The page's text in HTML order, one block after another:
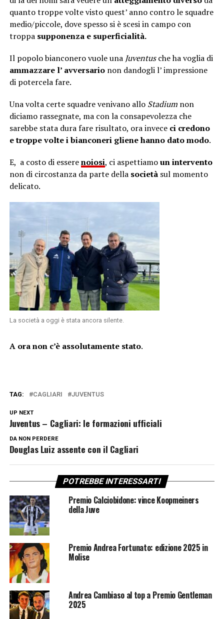
quanto troppe volte visto quest’ anno contro le squadre
medio/piccole, dove spesso si è scesi in campo con
troppa supponenza e superficialità.
Il popolo bianconero vuole una Juventusche ha voglia di
ammazzare l’ avversarionon dandogli l’ impressione
di potercela fare.
Una volta certe squadre venivano allo Stadiumnon
diciamo rassegnate, ma con la consapevolezza che
sarebbe stata dura fare risultato, ora invece ci credono
e troppe volte i bianconeri gliene hanno dato modo.
E, a costo di esserenoiosi, ci aspettiamoun intervento
non di circostanza da parte della societàsul momento
delicato.
La società a oggi è stata ancora silente.
A ora non c’è assolutamente stato.
TAG: CAGLIARI JUVENTUS
UP NEXT
Juventus – Cagliari: le formazioni ufficiali
DA NON PERDERE
Douglas Luiz assente con il Cagliari
POTREBBE INTERESSARTI
Premio Calciobidone: vince Koopmeiners
della Juve
Premio Andrea Fortunato: edizione 2025 in
Molise
Andrea Cambiaso al top a Premio Gentleman
2025